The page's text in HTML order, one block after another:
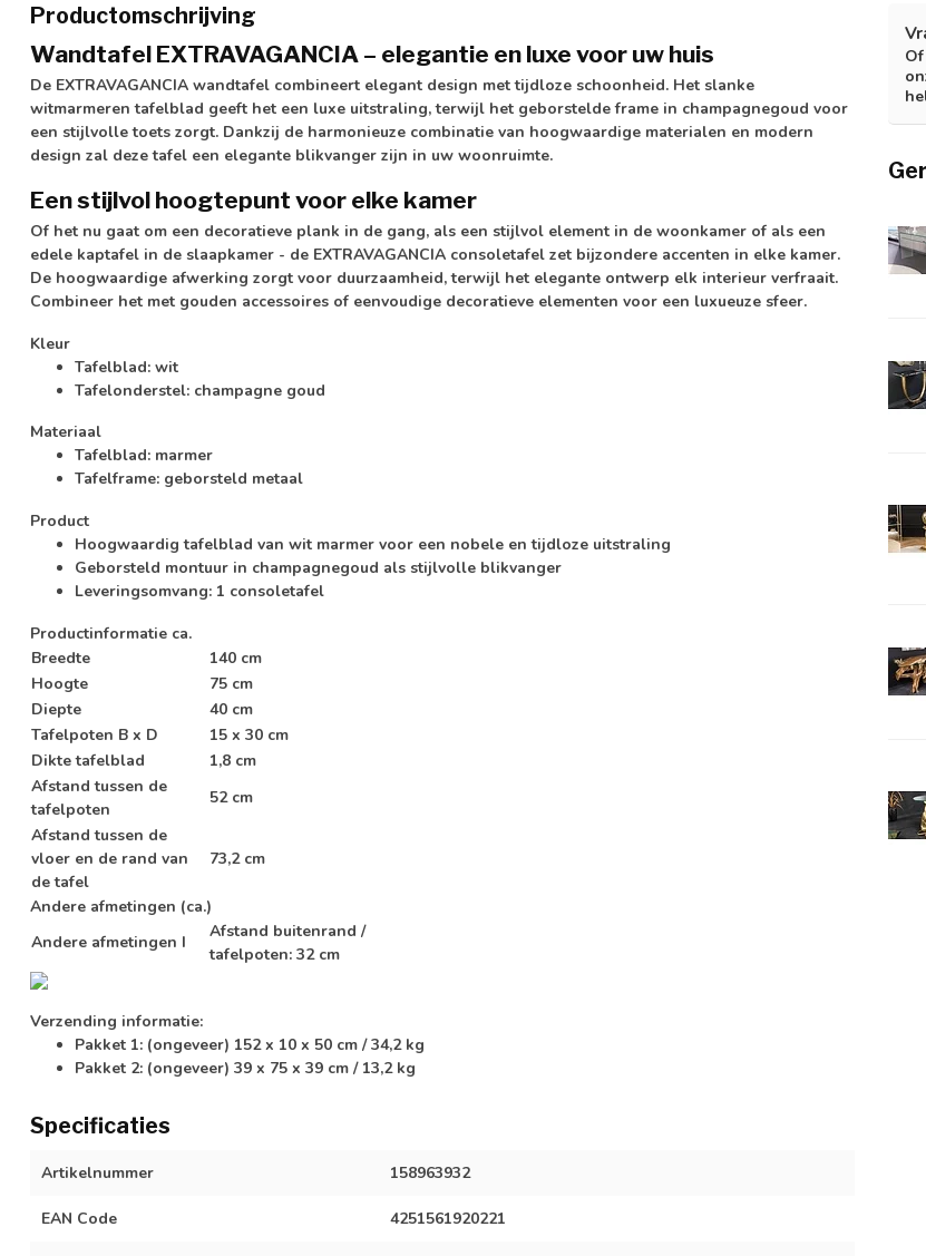
Productomschrijving
Wandtafel EXTRAVAGANCIA – elegantie en luxe voor uw huis
De EXTRAVAGANCIA wandtafel combineert elegant design met tijdloze schoonheid. Het slanke
witmarmeren tafelblad geeft het een luxe uitstraling, terwijl het geborstelde frame in champagnegoud voor
een stijlvolle toets zorgt. Dankzij de harmonieuze combinatie van hoogwaardige materialen en modern
design zal deze tafel een elegante blikvanger zijn in uw woonruimte.
Een stijlvol hoogtepunt voor elke kamer
Of het nu gaat om een decoratieve plank in de gang, als een stijlvol element in de woonkamer of als een
edele kaptafel in de slaapkamer - de EXTRAVAGANCIA consoletafel zet bijzondere accenten in elke kamer.
De hoogwaardige afwerking zorgt voor duurzaamheid, terwijl het elegante ontwerp elk interieur verfraait.
Combineer het met gouden accessoires of eenvoudige decoratieve elementen voor een luxueuze sfeer.
Kleur
Tafelblad: wit
Tafelonderstel: champagne goud
Materiaal
Tafelblad: marmer
Tafelframe: geborsteld metaal
Product
Hoogwaardig tafelblad van wit marmer voor een nobele en tijdloze uitstraling
Geborsteld montuur in champagnegoud als stijlvolle blikvanger
Leveringsomvang: 1 consoletafel
Productinformatie ca.
Breedte
140 cm
Hoogte
75 cm
Diepte
40 cm
Tafelpoten B x D
15 x 30 cm
Dikte tafelblad
1,8 cm
Afstand tussen de
tafelpoten
52 cm
Afstand tussen de
vloer en de rand van
de tafel
73,2 cm
Andere afmetingen (ca.)
Andere afmetingen I
Afstand buitenrand /
tafelpoten: 32 cm
Verzending informatie:
Pakket 1: (ongeveer) 152 x 10 x 50 cm / 34,2 kg
Pakket 2: (ongeveer) 39 x 75 x 39 cm / 13,2 kg
Specificaties
Artikelnummer 158963932
EAN Code 4251561920221